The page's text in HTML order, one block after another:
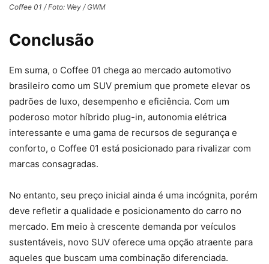
Coffee 01 / Foto: Wey / GWM
Conclusão
Em suma, o Coffee 01 chega ao mercado automotivo
brasileiro como um SUV premium que promete elevar os
padrões de luxo, desempenho e eficiência. Com um
poderoso motor híbrido plug-in, autonomia elétrica
interessante e uma gama de recursos de segurança e
conforto, o Coffee 01 está posicionado para rivalizar com
marcas consagradas.
No entanto, seu preço inicial ainda é uma incógnita, porém
deve refletir a qualidade e posicionamento do carro no
mercado. Em meio à crescente demanda por veículos
sustentáveis, novo SUV oferece uma opção atraente para
aqueles que buscam uma combinação diferenciada.